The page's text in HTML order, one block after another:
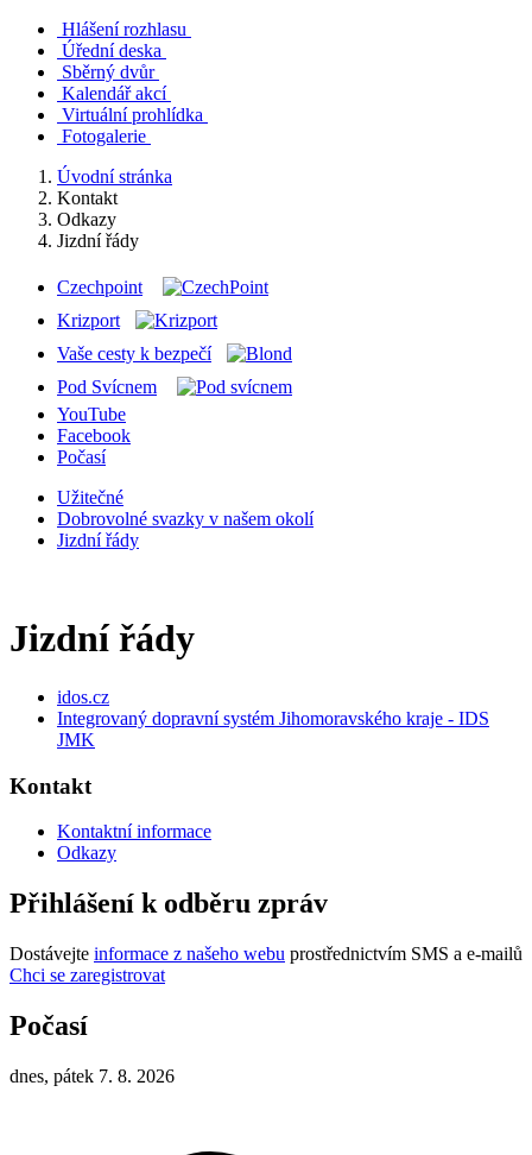
Hlášení rozhlasu
Úřední deska
Sběrný dvůr
Kalendář akcí
Virtuální prohlídka
Fotogalerie
Úvodní stránka
Kontakt
Odkazy
Jizdní řády
Czechpoint
Krizport
Vaše cesty k bezpečí
Pod Svícnem
YouTube
Facebook
Počasí
Užitečné
Dobrovolné svazky v našem okolí
Jizdní řády
Jizdní řády
idos.cz
Integrovaný dopravní systém Jihomoravského kraje - IDS
JMK
Kontakt
Kontaktní informace
Odkazy
Přihlášení k odběru zpráv
Dostávejte informace z našeho webu prostřednictvím SMS a e-mailů
Chci se zaregistrovat
Počasí
dnes, pátek 7. 8. 2026